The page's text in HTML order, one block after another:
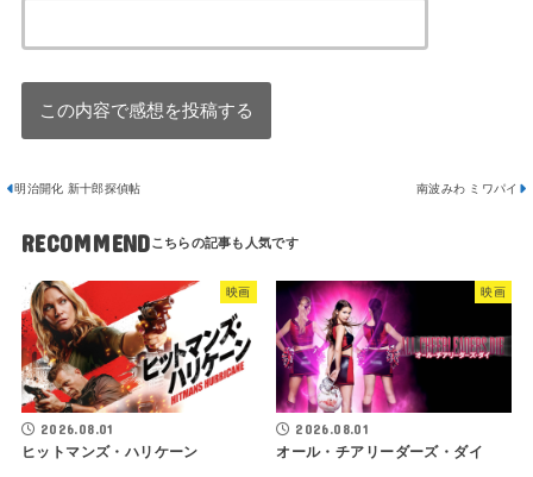
明治開化 新十郎探偵帖 南波みわ ミワパイ
RECOMMEND
映画
2026.08.01
ヒットマンズ・ハリケーン
映画
2026.08.01
オール・チアリーダーズ・ダイ